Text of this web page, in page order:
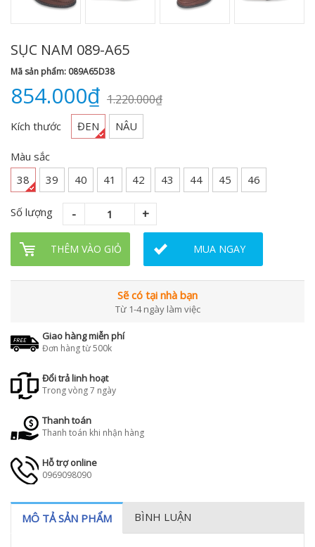
SỤC NAM 089-A65
Mã sản phẩm: 089A65D38
854.000₫ 1.220.000₫
Kích thước ĐEN NÂU
Màu sắc
38
39 40 41 42 43 44 45 46
Số lượng
THÊM VÀO GIỎ MUA NGAY
Sẽ có tại nhà bạn
Từ 1-4 ngày làm việc
Giao hàng miễn phí
Đơn hàng từ 500k
Đổi trả linh hoạt
Trong vòng 7 ngày
Thanh toán
Thanh toán khi nhận hàng
Hỗ trợ online
0969098090
MÔ TẢ SẢN PHẨM BÌNH LUẬN